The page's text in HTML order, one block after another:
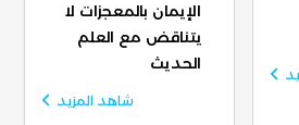
الإيمان بالمعجزات لا
يتناقض مع العلم
الحديث
شاهد المزيد